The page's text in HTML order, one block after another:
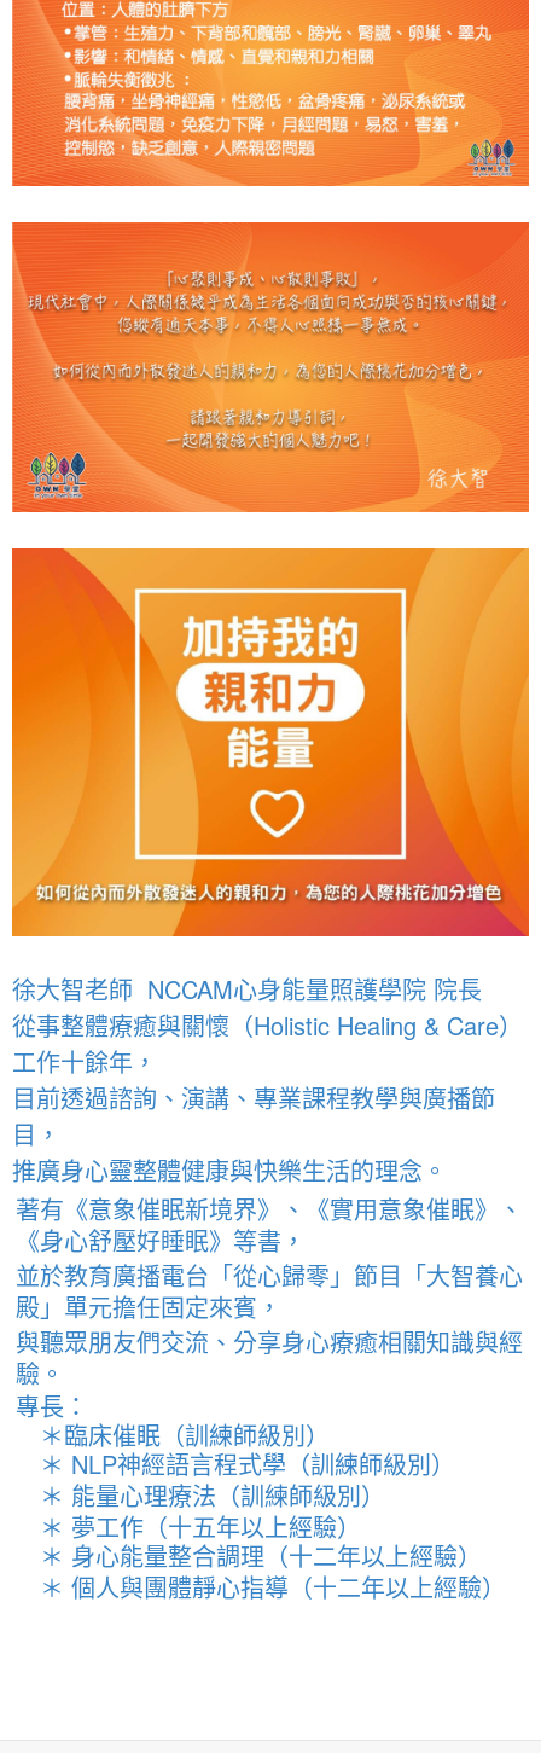
徐大智老師 NCCAM心身能量照護學院 院長
從事整體療癒與關懷（Holistic Healing & Care）
工作十餘年，
目前透過諮詢、演講、專業課程教學與廣播節
目，
推廣身心靈整體健康與快樂生活的理念。
著有《意象催眠新境界》、《實用意象催眠》、
《身心舒壓好睡眠》等書，
並於教育廣播電台「從心歸零」節目「大智養心
殿」單元擔任固定來賓，
與聽眾朋友們交流、分享身心療癒相關知識與經
驗。
專長：
＊臨床催眠（訓練師級別）
＊ NLP神經語言程式學（訓練師級別）
＊ 能量心理療法（訓練師級別）
＊ 夢工作（十五年以上經驗）
＊ 身心能量整合調理（十二年以上經驗）
＊ 個人與團體靜心指導（十二年以上經驗）